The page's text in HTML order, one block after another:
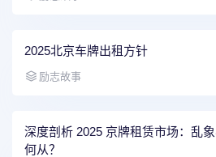
2025北京车牌出租方针
励志故事
深度剖析 2025 京牌租赁市场：乱
何从？